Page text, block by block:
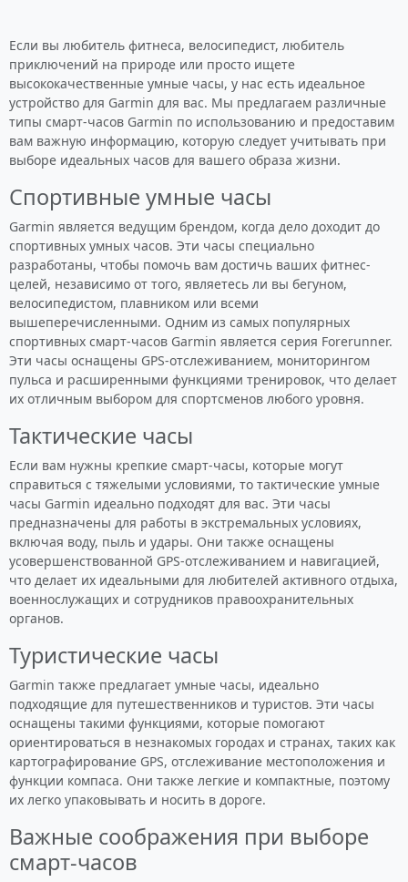
Если вы любитель фитнеса, велосипедист, любитель
приключений на природе или просто ищете
высококачественные умные часы, у нас есть идеальное
устройство для Garmin для вас. Мы предлагаем различные
типы смарт-часов Garmin по использованию и предоставим
вам важную информацию, которую следует учитывать при
выборе идеальных часов для вашего образа жизни.
Спортивные умные часы
Garmin является ведущим брендом, когда дело доходит до
спортивных умных часов. Эти часы специально
разработаны, чтобы помочь вам достичь ваших фитнес-
целей, независимо от того, являетесь ли вы бегуном,
велосипедистом, плавником или всеми
вышеперечисленными. Одним из самых популярных
спортивных смарт-часов Garmin является серия Forerunner.
Эти часы оснащены GPS-отслеживанием, мониторингом
пульса и расширенными функциями тренировок, что делает
их отличным выбором для спортсменов любого уровня.
Тактические часы
Если вам нужны крепкие смарт-часы, которые могут
справиться с тяжелыми условиями, то тактические умные
часы Garmin идеально подходят для вас. Эти часы
предназначены для работы в экстремальных условиях,
включая воду, пыль и удары. Они также оснащены
усовершенствованной GPS-отслеживанием и навигацией,
что делает их идеальными для любителей активного отдыха,
военнослужащих и сотрудников правоохранительных
органов.
Туристические часы
Garmin также предлагает умные часы, идеально
подходящие для путешественников и туристов. Эти часы
оснащены такими функциями, которые помогают
ориентироваться в незнакомых городах и странах, таких как
картографирование GPS, отслеживание местоположения и
функции компаса. Они также легкие и компактные, поэтому
их легко упаковывать и носить в дороге.
Важные соображения при выборе
смарт-часов